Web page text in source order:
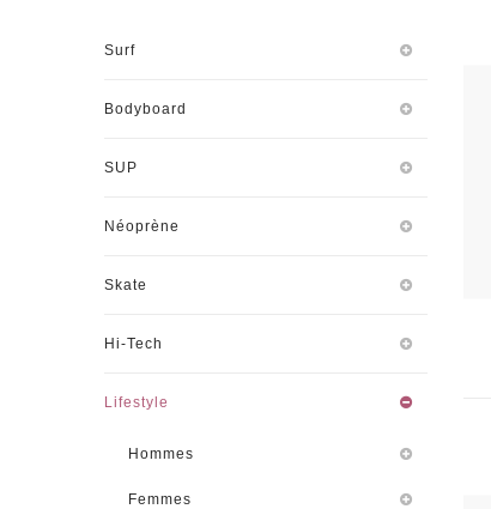
Surf
Bodyboard
SUP
Néoprène
Skate
Hi-Tech
Lifestyle
Hommes
Femmes